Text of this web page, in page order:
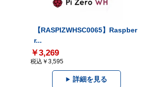
【RASPIZWHSC0065】Raspber
r...
￥3,269
税込￥3,595
詳細を見る